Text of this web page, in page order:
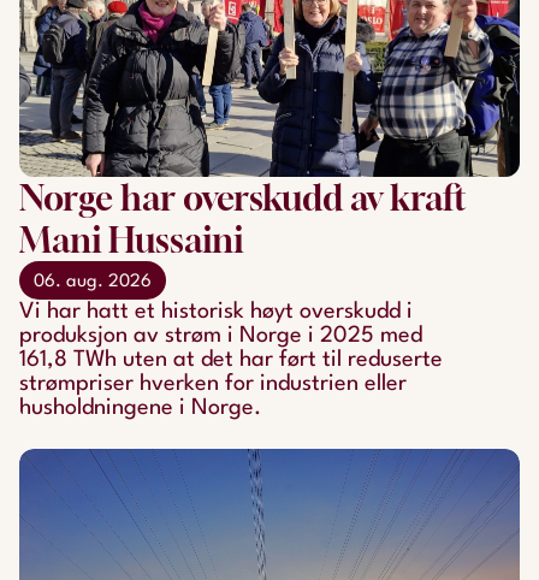
Norge har overskudd av kraft
Mani Hussaini
06. aug. 2026
Vi har hatt et historisk høyt overskudd i
produksjon av strøm i Norge i 2025 med
161,8 TWh uten at det har ført til reduserte
strømpriser hverken for industrien eller
husholdningene i Norge.